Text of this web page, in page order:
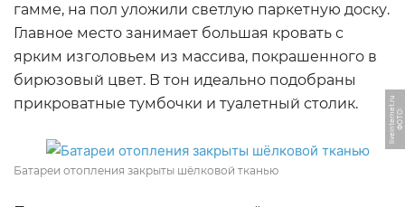
гамме, на пол уложили светлую паркетную доску.
Главное место занимает большая кровать с
ярким изголовьем из массива, покрашенного в
бирюзовый цвет. В тон идеально подобраны
прикроватные тумбочки и туалетный столик.
Ф
О
Т
О:
li
v
ei
n
t
e
r
n
e
t.
r
u
Батареи отопления закрыты шёлковой тканью